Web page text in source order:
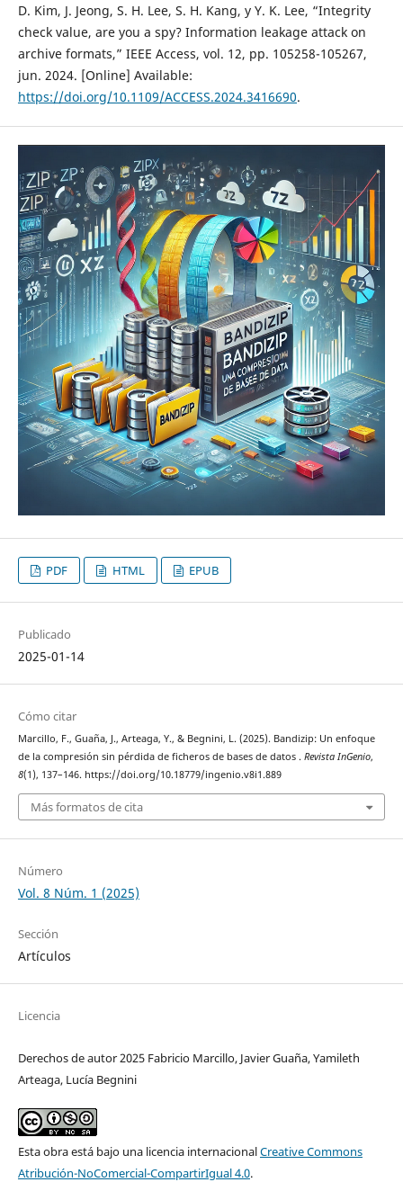
D. Kim, J. Jeong, S. H. Lee, S. H. Kang, y Y. K. Lee, “Integrity
check value, are you a spy? Information leakage attack on
archive formats,” IEEE Access, vol. 12, pp. 105258-105267,
jun. 2024. [Online] Available:
https://doi.org/10.1109/ACCESS.2024.3416690.
PDF HTML EPUB
Publicado
2025-01-14
Cómo citar
Marcillo, F., Guaña, J., Arteaga, Y., & Begnini, L. (2025). Bandizip: Un enfoque
de la compresión sin pérdida de ficheros de bases de datos . Revista InGenio,
8(1), 137–146. https://doi.org/10.18779/ingenio.v8i1.889
Más formatos de cita
Número
Vol. 8 Núm. 1 (2025)
Sección
Artículos
Licencia
Derechos de autor 2025 Fabricio Marcillo, Javier Guaña, Yamileth
Arteaga, Lucía Begnini
Esta obra está bajo una licencia internacionalCreative Commons
Atribución-NoComercial-CompartirIgual 4.0.